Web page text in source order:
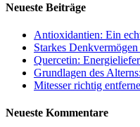
Neueste Beiträge
Antioxidantien: Ein
Starkes
Quercetin:
Grundlagen des
Mitesser richtig
Neueste Kommentare